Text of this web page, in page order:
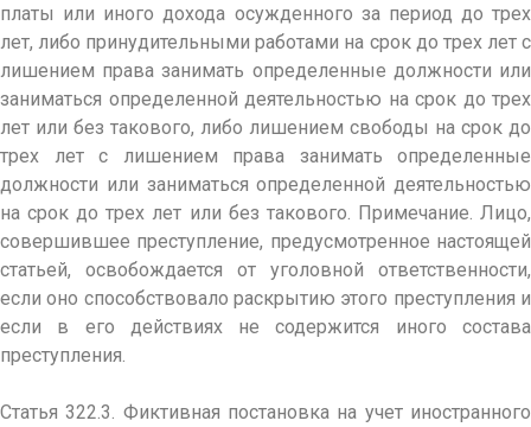
платы или иного дохода осужденного за период до трех
лет, либо принудительными работами на срок до трех лет с
лишением права занимать определенные должности или
заниматься определенной деятельностью на срок до трех
лет или без такового, либо лишением свободы на срок до
трех лет с лишением права занимать определенные
должности или заниматься определенной деятельностью
на срок до трех лет или без такового. Примечание. Лицо,
совершившее преступление, предусмотренное настоящей
статьей, освобождается от уголовной ответственности,
если оно способствовало раскрытию этого преступления и
если в его действиях не содержится иного состава
преступления.
Статья 322.3. Фиктивная постановка на учет иностранного